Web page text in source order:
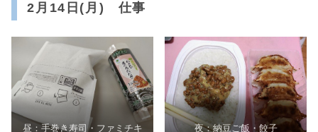
2月14日(月) 仕事
昼：手巻き寿司・ファミチキ 夜：納豆ご飯・餃子